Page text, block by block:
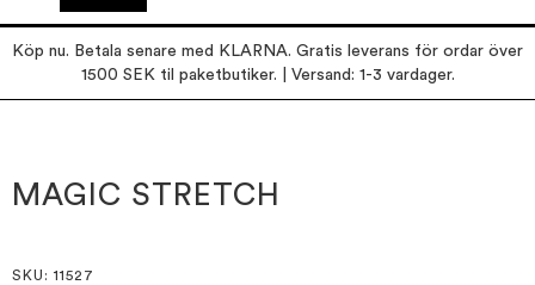
Köp nu. Betala senare med KLARNA. Gratis leverans för ordar över
1500 SEK til paketbutiker. | Versand: 1-3 vardager.
slutet
av
början
av
MAGIC STRETCH
SKU : 11527